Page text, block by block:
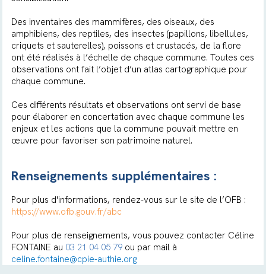
Des inventaires des mammifères, des oiseaux, des
amphibiens, des reptiles, des insectes (papillons, libellules,
criquets et sauterelles), poissons et crustacés, de la flore
ont été réalisés à l’échelle de chaque commune. Toutes ces
observations ont fait l’objet d’un atlas cartographique pour
chaque commune.
Ces différents résultats et observations ont servi de base
pour élaborer en concertation avec chaque commune les
enjeux et les actions que la commune pouvait mettre en
œuvre pour favoriser son patrimoine naturel.
Renseignements supplémentaires :
Pour plus d'informations, rendez-vous sur le site de l’OFB :
https://www.ofb.gouv.fr/abc
Pour plus de renseignements, vous pouvez contacter Céline
FONTAINE au 03 21 04 05 79ou par mail à
celine.fontaine@cpie-authie.org